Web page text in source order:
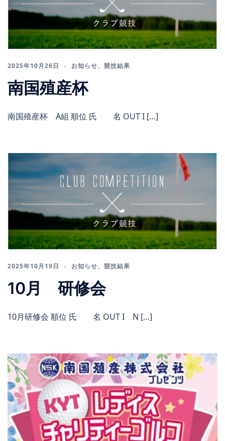
2025年10月26日 お知らせ、 競技結果
南国殖産杯
南国殖産杯 A組 順位 氏 名 OUT I […]
2025年10月19日 お知らせ、 競技結果
10月 研修会
10月研修会 順位 氏 名 OUT I N […]